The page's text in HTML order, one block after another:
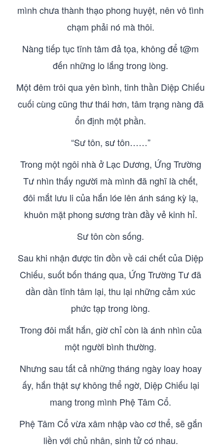
mình chưa thành thạo phong huyệt, nên vô tình
chạm phải nó mà thôi.
Nàng tiếp tục tĩnh tâm đả tọa, không để t@m
đến những lo lắng trong lòng.
Một đêm trôi qua yên bình, tinh thần Diệp Chiếu
cuối cùng cũng thư thái hơn, tâm trạng nàng đã
ổn định một phần.
“Sư tôn, sư tôn……”
Trong một ngôi nhà ở Lạc Dương, Ứng Trường
Tư nhìn thấy người mà mình đã nghĩ là chết,
đôi mắt lưu li của hắn lóe lên ánh sáng kỳ lạ,
khuôn mặt phong sương tràn đầy vẻ kinh hỉ.
Sư tôn còn sống.
Sau khi nhận được tin đồn về cái chết của Diệp
Chiếu, suốt bốn tháng qua, Ứng Trường Tư đã
dần dần tĩnh tâm lại, thu lại những cảm xúc
phức tạp trong lòng.
Trong đôi mắt hắn, giờ chỉ còn là ánh nhìn của
một người bình thường.
Nhưng sau tất cả những tháng ngày loay hoay
ấy, hắn thật sự không thể ngờ, Diệp Chiếu lại
mang trong mình Phệ Tâm Cổ.
Phệ Tâm Cổ vừa xâm nhập vào cơ thể, sẽ gắn
liền với chủ nhân, sinh tử có nhau.